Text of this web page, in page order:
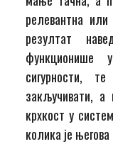
релевантна
резултат
функционише
сигурности,
закључивати,
крхкост у
колика је